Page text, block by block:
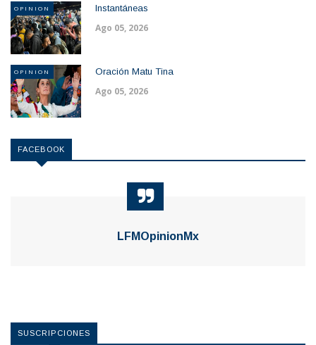
OPINION Instantáneas
Ago 05, 2026
OPINION Oración Matu Tina
Ago 05, 2026
FACEBOOK
LFMOpinionMx
SUSCRIPCIONES